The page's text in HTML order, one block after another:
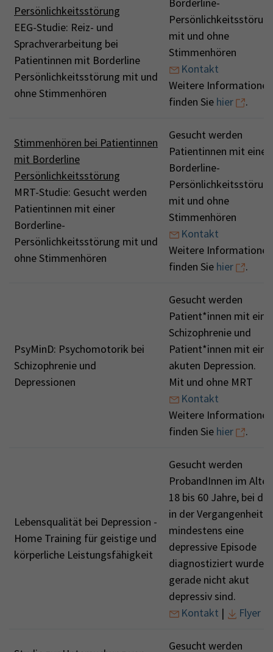
Persönlichkeitsstörung
EEG-Studie: Reiz- und
Sprachverarbeitung bei
Patientinnen mit Borderline
Persönlichkeitsstörung mit und
ohne Stimmenhören
mit und ohne
Stimmenhören
Kontakt
Weitere Informationen
finden Sie hier .
Stimmenhören bei Patientinnen
mit Borderline
Persönlichkeitsstörung
MRT-Studie: Gesucht werden
Patientinnen mit einer
Borderline-
Persönlichkeitsstörung mit und
ohne Stimmenhören
Gesucht werden
Patientinnen mit einer
Borderline-
mit und ohne
Stimmenhören
Kontakt
Weitere Informationen
finden Sie hier .
PsyMinD: Psychomotorik bei
Schizophrenie und
Depressionen
Gesucht werden
Patient*innen mit
Schizophrenie und
Patient*innen mit
akuten Depression.
Mit und ohne MRT
Kontakt
Weitere Informationen
finden Sie hier .
Lebensqualität bei Depression -
Home Training für geistige und
körperliche Leistungsfähigkeit
Gesucht werden
ProbandInnen im
18 bis 60 Jahre, bei
in der Vergangenheit
mindestens eine
depressive Episode
diagnostiziert wurde
gerade nicht akut
depressiv sind.
Kontakt | Flyer
Gesucht werden